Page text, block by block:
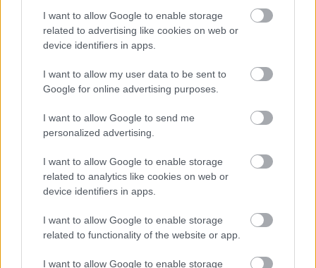
I want to allow Google to enable storage
related to advertising like cookies on web or
device identifiers in apps.
I want to allow my user data to be sent to
Google for online advertising purposes.
I want to allow Google to send me
personalized advertising.
I want to allow Google to enable storage
related to analytics like cookies on web or
device identifiers in apps.
I want to allow Google to enable storage
related to functionality of the website or app.
I want to allow Google to enable storage
hobbid, akár egy sporttevékenység, főzés, éneklés
vagy felolvasás, amit szívesen megmutatnál online
nagyközönségnek is, vagy tippeket adnál másoknak
Skorpió (10.24 – 11.22.)
korábban talán nem is gondoltál. Végre van
lehetőséged rendesen kialudni magad és kipihenni
az elmúlt hónapokban felgyülemlett fáradtságot. Az
sem árt, ha keresel valamilyen számodra
szimpatikus, otthon is végezhető mozgásformát,
prioritást.